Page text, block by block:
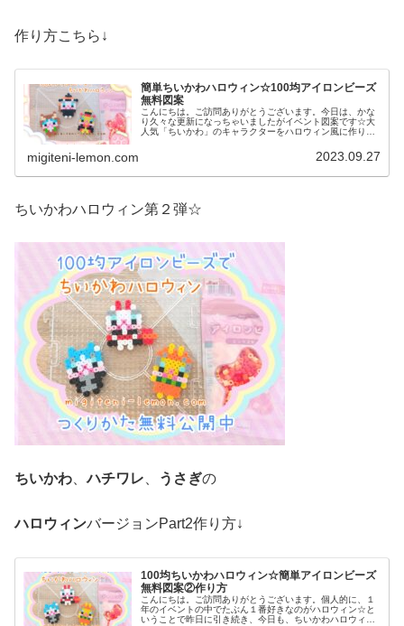
作り方こちら↓
簡単ちいかわハロウィン☆100均アイロンビーズ
無料図案
こんにちは。ご訪問ありがとうございます。今日は、かな
り久々な更新になっちゃいましたがイベント図案です☆大
人気「ちいかわ」のキャラクターをハロウィン風に作りま
migiteni-lemon.com 2023.09.27
ちいかわハロウィン第２弾☆
ちいかわ 、ハチワレ うさぎの
ハロウィンバージョンPart2作り方↓
100均ちいかわハロウィン☆簡単アイロンビーズ
無料図案②作り方
こんにちは。ご訪問ありがとうございます。個人的に、１
年のイベントの中でたぶん１番好きなのがハロウィン☆と
いうことで昨日に引き続き、今日も、ちいかわハロウィン